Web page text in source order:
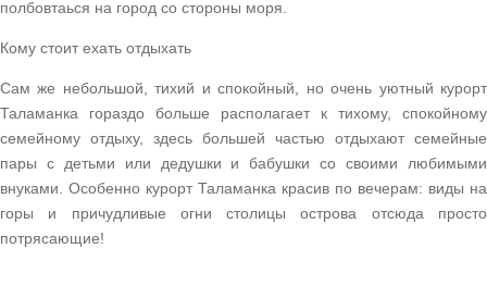
полбовтаься на город со стороны моря.
Кому стоит ехать отдыхать
Сам же небольшой, тихий и спокойный, но очень уютный курорт
Таламанка гораздо больше располагает к тихому, спокойному
семейному отдыху, здесь большей частью отдыхают семейные
пары с детьми или дедушки и бабушки со своими любимыми
внуками. Особенно курорт Таламанка красив по вечерам: виды на
горы и причудливые огни столицы острова отсюда просто
потрясающие!